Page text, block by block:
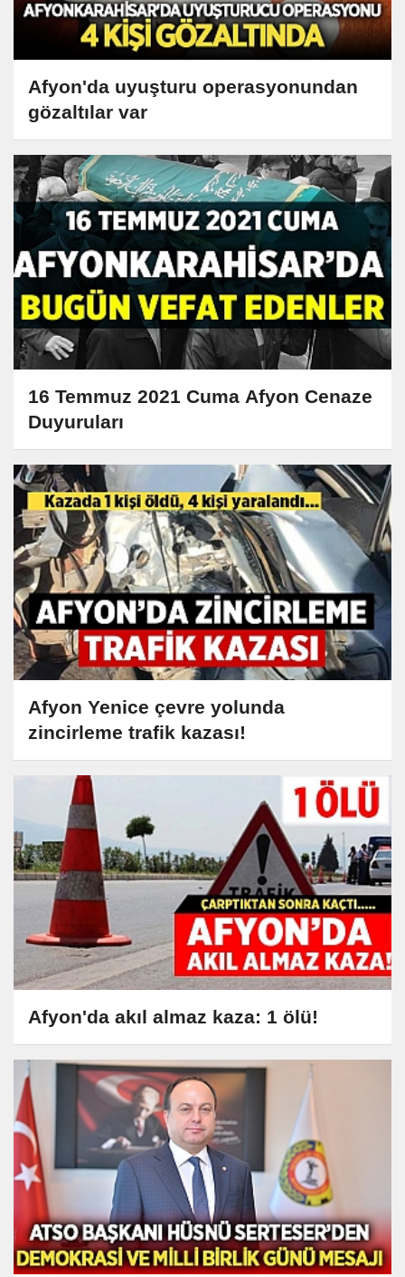
Afyon'da uyuşturu operasyonundan
gözaltılar var
16 Temmuz 2021 Cuma Afyon Cenaze
Duyuruları
Afyon Yenice çevre yolunda
zincirleme trafik kazası!
Afyon'da akıl almaz kaza: 1 ölü!